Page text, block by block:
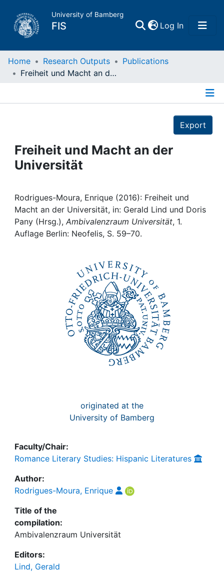
University of Bamberg
FIS Log In(current)
Home
Projects
People
Institutions
Awards
Home Research Outputs
Publications
Freiheit und Macht an der Universität
Export
Freiheit und Macht an der
Universität
Rodrigues-Moura, Enrique (2016): Freiheit und
Macht an der Universität, in: Gerald Lind und Doris
Pany (Hrsg.), Ambivalenzraum Universität, 1.
Auflage Berlin: Neofelis, S. 59–70.
originated at the
University of Bamberg
Faculty/Chair:
Romance Literary Studies: Hispanic Literatures
Author:
Rodrigues-Moura, Enrique
Title of the
compilation:
Ambivalenzraum Universität
Editors:
Lind, Gerald